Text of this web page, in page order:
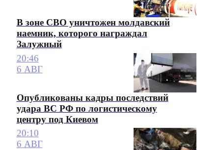
В зоне СВО уничтожен молдавский
наемник, которого награждал
Залужный
20:46
6 АВГ
Опубликованы кадры последствий
удара ВС РФ по логистическому
центру под Киевом
20:10
6 АВГ